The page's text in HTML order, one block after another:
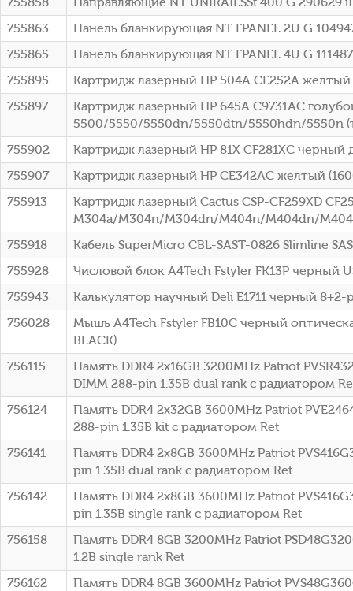
755863
Панель бланкирующая NT FPANEL 2U G
755865
Панель бланкирующая NT FPANEL 4U G
755895
Картридж лазерный HP 504A CE252A желтый
755897
Картридж лазерный HP 645A C9731AC
5500/5550/5550dn/5550dtn/5550hdn/5550n
755902
Картридж лазерный HP 81X CF281XC
755907
Картридж лазерный HP CE342AC желтый
755913
Картридж лазерный Cactus CSP-CF259XD
M304a/M304n/M304dn/M404n/M404dn/
755918
Кабель SuperMicro CBL-SAST-0826 Slimline
755928
Числовой блок A4Tech Fstyler FK13P черный
755943
Калькулятор научный Deli E1711 черный 8+2-
756028
Мышь A4Tech Fstyler FB10C черный
BLACK)
756115
Память DDR4 2x16GB 3200MHz Patriot
DIMM 288-pin 1.35В dual rank с радиатором
756124
Память DDR4 2x32GB 3600MHz Patriot
288-pin 1.35В kit с радиатором Ret
756141
Память DDR4 2x8GB 3600MHz Patriot
pin 1.35В dual rank с радиатором Ret
756142
Память DDR4 2x8GB 3600MHz Patriot
pin 1.35В single rank с радиатором Ret
756158
Память DDR4 8GB 3200MHz Patriot
1.2В single rank Ret
756162
Память DDR4 8GB 3600MHz Patriot